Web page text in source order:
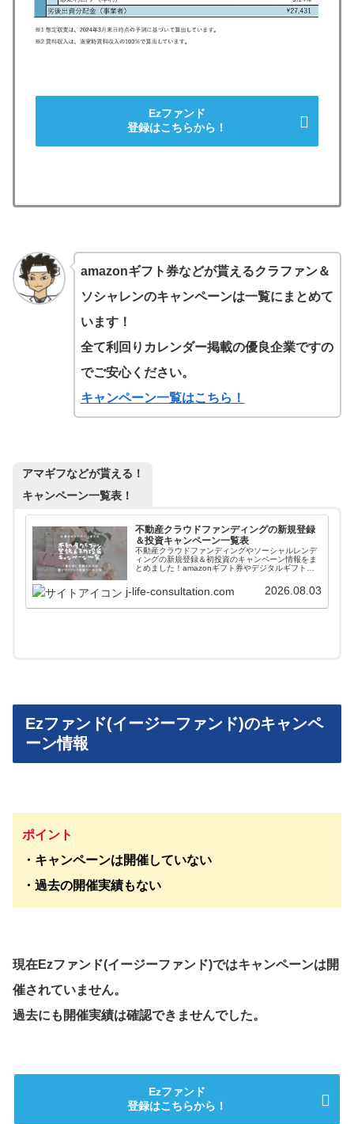
Ezファンド
登録はこちらから！
amazonギフト券などが貰えるクラファン＆
ソシャレンのキャンペーンは一覧にまとめて
います！
全て利回りカレンダー掲載の優良企業ですの
でご安心ください。
キャンペーン一覧はこちら！
アマギフなどが貰える！
キャンペーン一覧表！
不動産クラウドファンディングの新規登録
＆投資キャンペーン一覧表
不動産クラウドファンディングやソーシャルレンデ
ィングの新規登録＆初投資のキャンペーン情報をま
とめました！amazonギフト券やデジタルギフトを
案件に簡単に投資できるファンド情報自動更新ツー
ルも紹介しています。
j-life-consultation.com 2026.08.03
Ezファンド(イージーファンド)のキャンペ
ーン情報
ポイント
・キャンペーンは開催していない
・過去の開催実績もない
現在Ezファンド(イージーファンド)ではキャンペーンは開
催されていません。
過去にも開催実績は確認できませんでした。
Ezファンド
登録はこちらから！